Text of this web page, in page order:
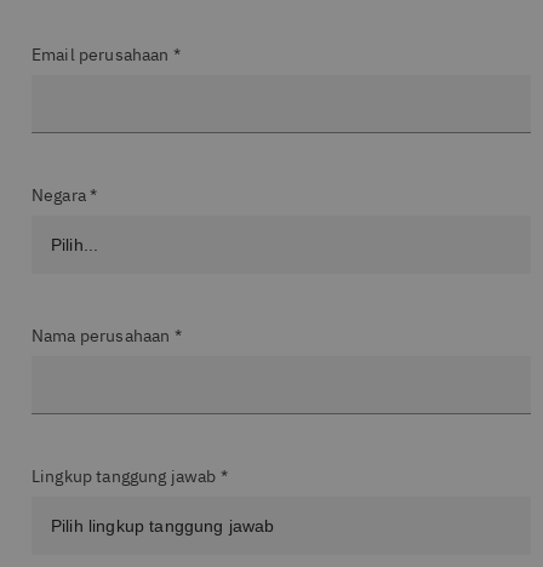
Email perusahaan *
Negara *
Nama perusahaan *
Lingkup tanggung jawab *